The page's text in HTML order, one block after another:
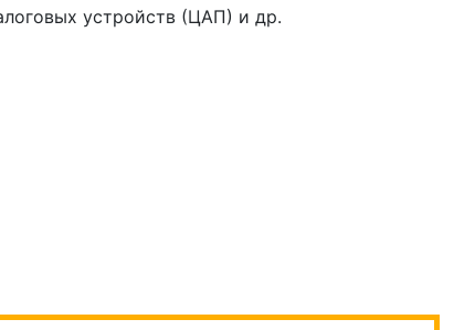
устройств (ЦАП) и др.